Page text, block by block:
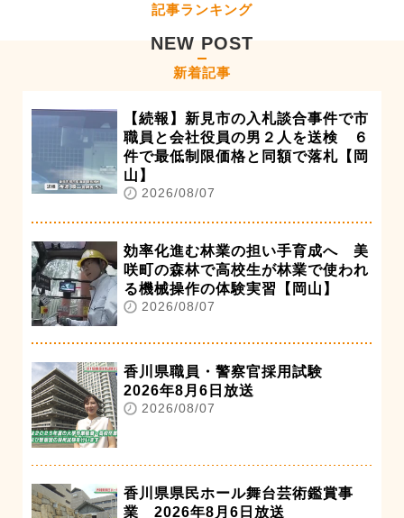
記事ランキング
NEW POST
新着記事
【続報】新見市の入札談合事件で市
職員と会社役員の男２人を送検 ６
件で最低制限価格と同額で落札【岡
山】
2026/08/07
効率化進む林業の担い手育成へ 美
咲町の森林で高校生が林業で使われ
る機械操作の体験実習【岡山】
2026/08/07
香川県職員・警察官採用試験
2026年8月6日放送
2026/08/07
香川県県民ホール舞台芸術鑑賞事
業 2026年8月6日放送